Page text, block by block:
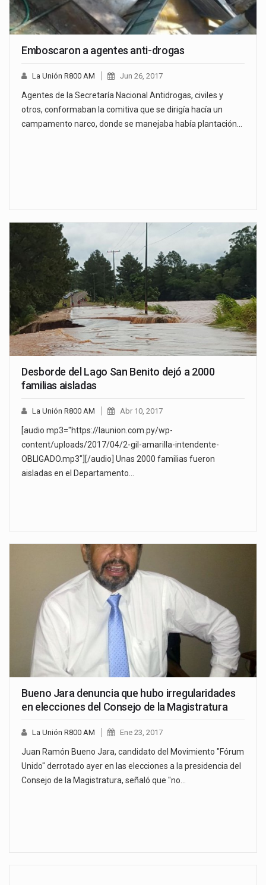
Emboscaron a agentes anti-drogas
La Unión R800 AM Jun 26, 2017
Agentes de la Secretaría Nacional Antidrogas, civiles y
otros, conformaban la comitiva que se dirigía hacía un
campamento narco, donde se manejaba había plantación…
Desborde del Lago San Benito dejó a 2000
familias aisladas
La Unión R800 AM Abr 10, 2017
[audio mp3="https://launion.com.py/wp-
content/uploads/2017/04/2-gil-amarilla-intendente-
OBLIGADO.mp3"][/audio] Unas 2000 familias fueron
aisladas en el Departamento…
Bueno Jara denuncia que hubo irregularidades
en elecciones del Consejo de la Magistratura
La Unión R800 AM Ene 23, 2017
Juan Ramón Bueno Jara, candidato del Movimiento "Fórum
Unido" derrotado ayer en las elecciones a la presidencia del
Consejo de la Magistratura, señaló que "no…